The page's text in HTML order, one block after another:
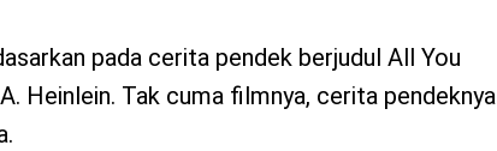
pada cerita pendek berjudul All You
Heinlein. Tak cuma filmnya, cerita pendeknya